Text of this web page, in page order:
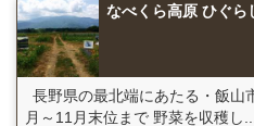
なべくら高原 ひぐら
長野県の最北端にあたる・飯山
月～11月末位まで 野菜を収穫し...